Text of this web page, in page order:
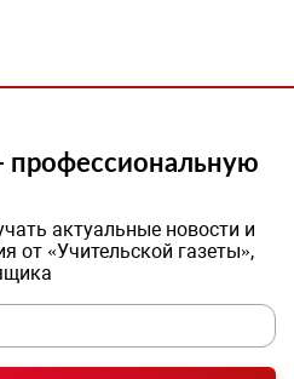
профессиональную
актуальные новости и
от «Учительской газеты»,